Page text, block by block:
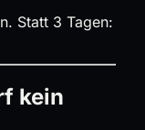
Statt 3 Tagen:
kein